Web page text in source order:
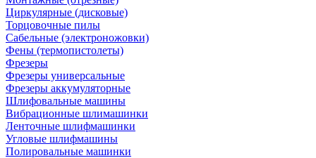
Циркулярные (дисковые)
Торцовочные пилы
Сабельные (электроножовки)
Фены (термопистолеты)
Фрезеры
Фрезеры универсальные
Фрезеры аккумуляторные
Шлифовальные машины
Вибрационные шлимашинки
Ленточные шлифмашинки
Угловые шлифмашины
Полировальные машинки